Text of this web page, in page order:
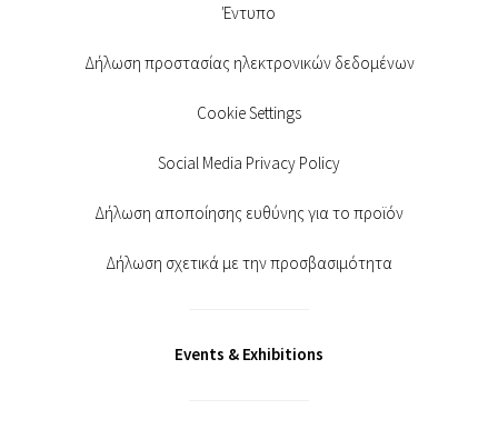
Έντυπο
Δήλωση προστασίας ηλεκτρονικών δεδομένων
Cookie Settings
Social Media Privacy Policy
Δήλωση αποποίησης ευθύνης για το προϊόν
Δήλωση σχετικά με την προσβασιμότητα
Events & Exhibitions